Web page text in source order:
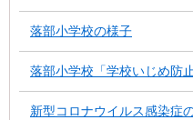
落部小学校の様子
落部小学校「学校いじめ防
新型コロナウイルス感染症